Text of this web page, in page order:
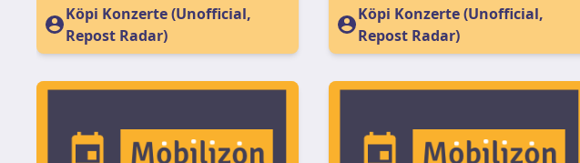
Köpi Konzerte (Unofficial,
Repost Radar)
Köpi Konzerte (Unofficial,
Repost Radar)